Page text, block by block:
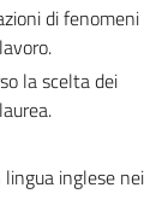
di fenomeni
la scelta dei
inglese nei